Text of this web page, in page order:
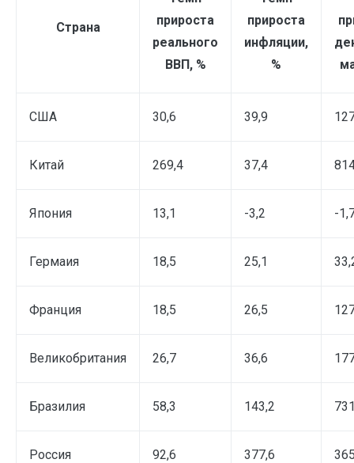
Страна
прироста
реального
ВВП, %
прироста
инфляции,
%
США 30,6 39,9
Китай 269,4 37,4
Япония 13,1 -3,2 -
Гермаия 18,5 25,1
Франция 18,5 26,5
Великобритания 26,7 36,6
Бразилия 58,3 143,2
Россия 92,6 377,6